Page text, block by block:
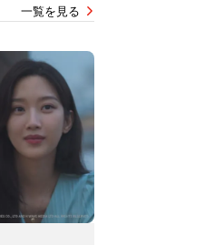
一覧を見る